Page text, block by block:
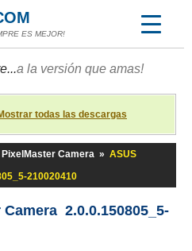
ES MEJOR!
a la versión que amas!
todas las descargas
PixelMaster Camera » ASUS
210020410
2.0.0.150805_5-